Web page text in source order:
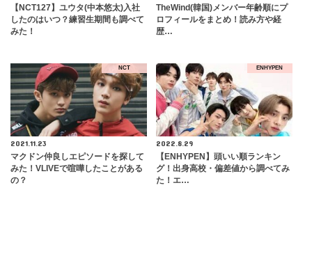
【NCT127】ユウタ(中本悠太)入社
したのはいつ？練習生期間も調べて
みた！
TheWind(韓国)メンバー年齢順にプ
ロフィールをまとめ！読み方や経
歴…
NCT
2021.11.23
マクドン仲良しエピソードを探して
みた！VLIVEで喧嘩したことがある
の？
ENHYPEN
2022.8.29
【ENHYPEN】頭いい順ランキン
グ！出身高校・偏差値から調べてみ
た！エ…